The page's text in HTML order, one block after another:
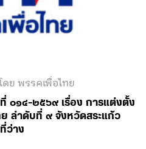
ดย พรรคเพื่อไทย
๐๑๔-๒๕๖๙ เรื่อง การแต่งตั้ง
ลำดับที่ ๙ จังหวัดสระแก้ว
ว่าง